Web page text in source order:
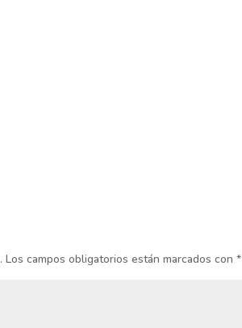
Los campos obligatorios están marcados con*